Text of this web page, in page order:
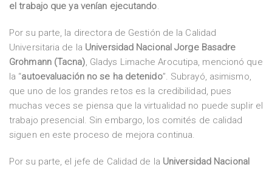
el trabajo que ya venían ejecutando.
Por su parte, la directora de Gestión de la Calidad
Universitaria de la Universidad Nacional Jorge Basadre
Grohmann (Tacna), Gladys Limache Arocutipa, mencionó que
la “autoevaluación no se ha detenido”. Subrayó, asimismo,
que uno de los grandes retos es la credibilidad, pues
muchas veces se piensa que la virtualidad no puede suplir el
trabajo presencial. Sin embargo, los comités de calidad
siguen en este proceso de mejora continua.
Por su parte, el jefe de Calidad de la Universidad Nacional